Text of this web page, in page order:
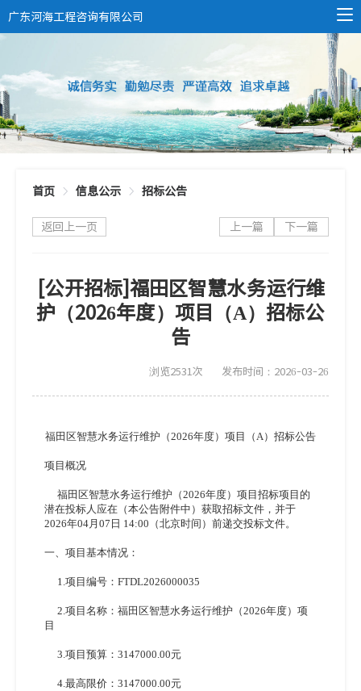
广东河海工程咨询有限公司
首页 信息公示 招标公告
返回上一页 上一篇 下一篇
[公开招标]福田区智慧水务运行维
护（2026年度）项目（A）招标公
告
浏览2531次 发布时间：2026-03-26
福田区智慧水务运行维护（2026年度）项目（A）招标公告
项目概况
福田区智慧水务运行维护（2026年度）项目招标项目的
潜在投标人应在（本公告附件中）获取招标文件，并于
2026年04月07日 14:00（北京时间）前递交投标文件。
一、项目基本情况：
1.项目编号：FTDL2026000035
2.项目名称：福田区智慧水务运行维护（2026年度）项
目
3.项目预算：3147000.00元
4.最高限价：3147000.00元